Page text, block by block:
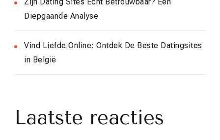
Diepgaande Analyse
Vind Liefde Online: Ontdek De Beste Datingsites
in België
Laatste reacties